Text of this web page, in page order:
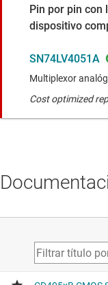
Pin por pin con
dispositivo
SN74LV4051A
Multiplexor
Cost optimized